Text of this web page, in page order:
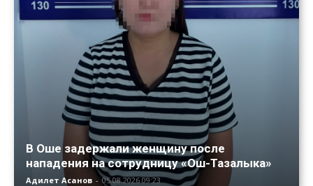
В Оше задержали женщину после
нападения на сотрудницу «Ош-Тазалыка»
Адилет Асанов - 05.08.2026 09:23